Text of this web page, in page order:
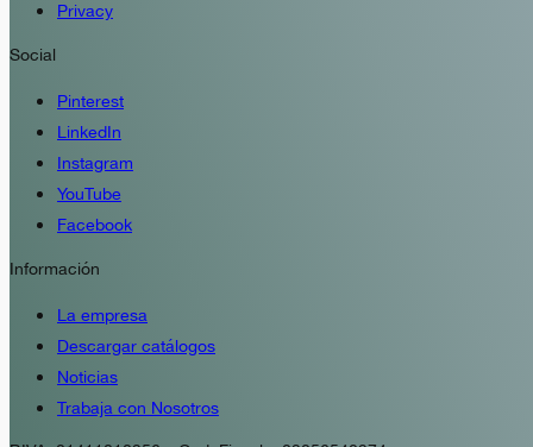
Privacy
Social
Pinterest
LinkedIn
Instagram
YouTube
Facebook
Información
La empresa
Descargar catálogos
Noticias
Trabaja con Nosotros